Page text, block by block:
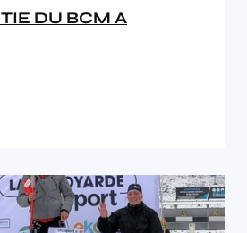
DU BCM A